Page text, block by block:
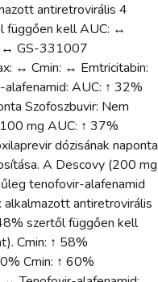
antiretrovirális 4
függően kell AUC: ↔
↔ GS-331007
↔ Cmin: ↔ Emtricitabin:
AUC: ↑ 32%
Szofoszbuvir: Nem
mg AUC: ↑ 37%
dózisának naponta
A Descovy (200 mg
tenofovir-alafenamid
antiretrovirális
szertől függően kell
Cmin: ↑ 58%
Cmin: ↑ 60%